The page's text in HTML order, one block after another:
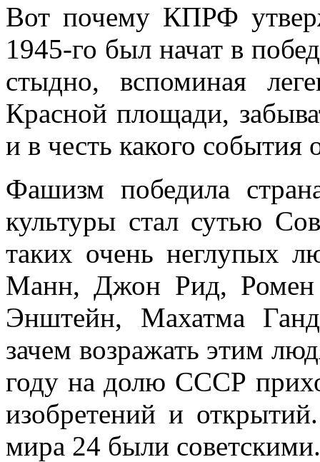
Вот почему КПРФ
1945-го был начат в
стыдно, вспоминая
Красной площади,
и в честь какого события
Фашизм победила
культуры стал сутью
таких очень неглупых
Манн, Джон Рид, Ромен
Энштейн, Махатма
зачем возражать этим
году на долю СССР
изобретений и
мира 24 были советскими.